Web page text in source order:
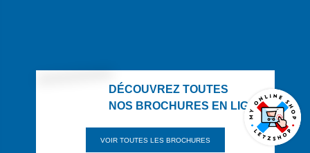
DÉCOUVREZ TOUTES
NOS BROCHURES EN LIGNE
VOIR TOUTES LES BROCHURES